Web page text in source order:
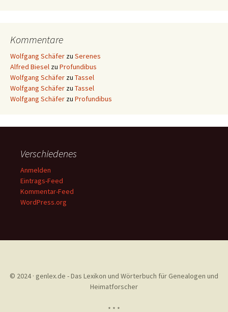
Kommentare
Wolfgang Schäfer zu Serenes
Alfred Biesel zu Profundibus
Wolfgang Schäfer zu Tassel
Wolfgang Schäfer zu Tassel
Wolfgang Schäfer zu Profundibus
Verschiedenes
Anmelden
Eintrags-Feed
Kommentar-Feed
WordPress.org
© 2024 · genlex.de - Das Lexikon und Wörterbuch für Genealogen und
Heimatforscher
* * *